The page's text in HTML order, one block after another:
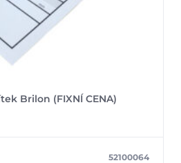
Brilon (FIXNÍ CENA)
52100064